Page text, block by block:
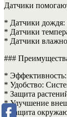
Датчики
* Датчики дождя:
* Датчики
* Датчики
###
* Эффективность:
* Удобство:
* Защита
* Улучшение
* Защита